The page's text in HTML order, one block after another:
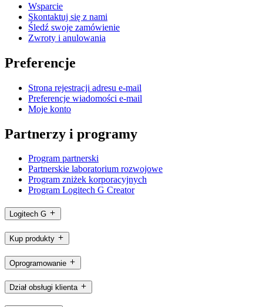
Wsparcie
Skontaktuj się z nami
Śledź swoje zamówienie
Zwroty i anulowania
Preferencje
Strona rejestracji adresu e-mail
Preferencje wiadomości e-mail
Moje konto
Partnerzy i programy
Program partnerski
Partnerskie laboratorium rozwojowe
Program zniżek korporacyjnych
Program Logitech G Creator
Logitech G
Kup produkty
Oprogramowanie
Dział obsługi klienta